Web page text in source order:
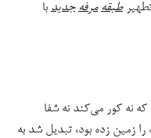
طبقه مرفه جدید با
امام‌زاده‌ای شد که نه کور می‌کند نه شفا
زمین زده بود، تبدیل شد به